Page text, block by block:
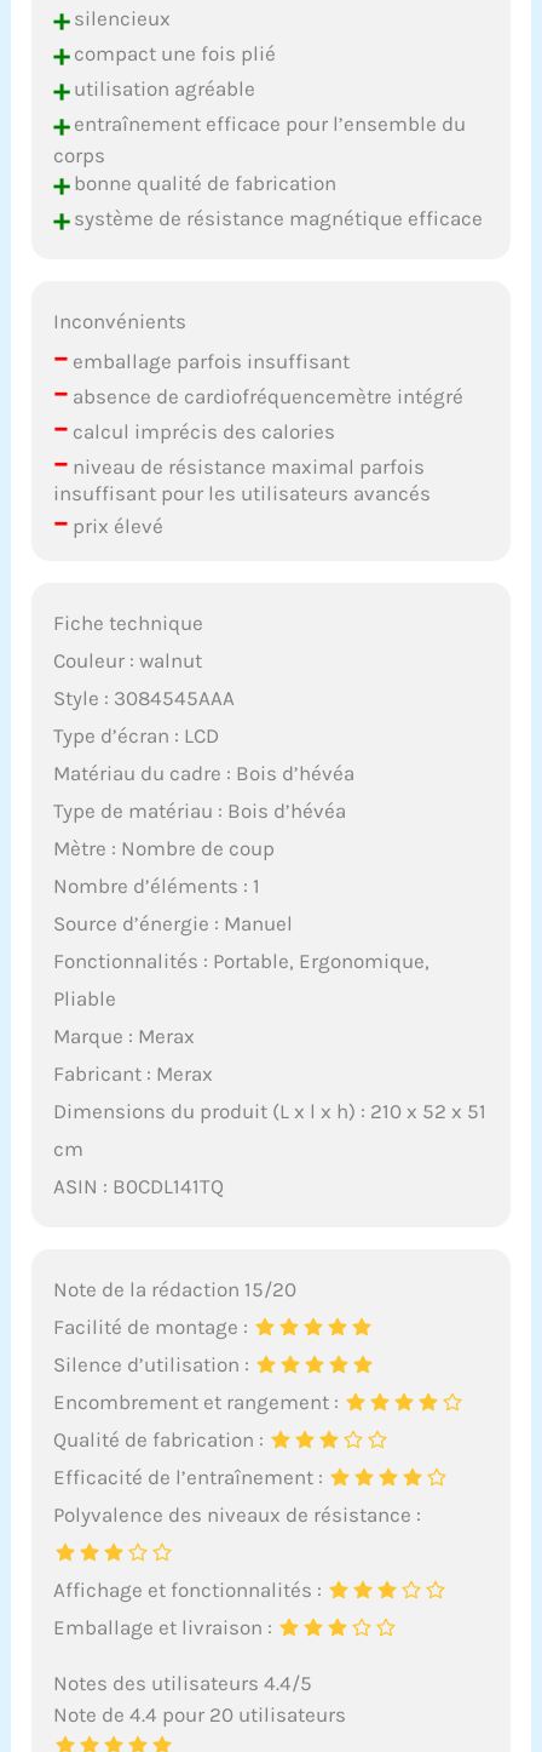
+silencieux
+compact une fois plié
+utilisation agréable
+entraînement efficace pour l’ensemble du
corps
+bonne qualité de fabrication
+système de résistance magnétique efficace
Inconvénients
– emballage parfois insuffisant
– absence de cardiofréquencemètre intégré
– calcul imprécis des calories
– niveau de résistance maximal parfois
insuffisant pour les utilisateurs avancés
– prix élevé
Fiche technique
Couleur : walnut
Style : 3084545AAA
Type d’écran : LCD
Matériau du cadre : Bois d’hévéa
Type de matériau : Bois d’hévéa
Mètre : Nombre de coup
Nombre d’éléments : 1
Source d’énergie : Manuel
Fonctionnalités : Portable, Ergonomique,
Pliable
Marque : Merax
Fabricant : Merax
Dimensions du produit (L x l x h) : 210 x 52 x 51
cm
ASIN : B0CDL141TQ
Note de la rédaction 15/20
Facilité de montage :
Silence d’utilisation :
Encombrement et rangement :
Qualité de fabrication :
Efficacité de l’entraînement :
Polyvalence des niveaux de résistance :
Affichage et fonctionnalités :
Emballage et livraison :
Notes des utilisateurs 4.4/5
Note de 4.4 pour 20 utilisateurs